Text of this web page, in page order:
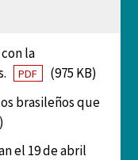
la
PDF
(975 KB)
brasileños que
el 19 de abril